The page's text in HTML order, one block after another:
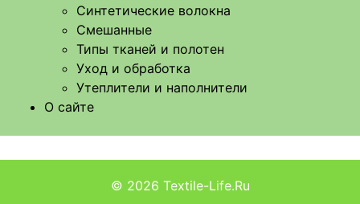
Синтетические волокна
Смешанные
Типы тканей и полотен
Уход и обработка
Утеплители и наполнители
О сайте
© 2026 Textile-Life.Ru